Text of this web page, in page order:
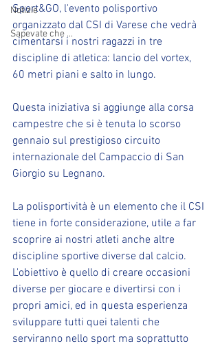
Notizie
Sapevate che ...
Sport&GO, l'evento polisportivo
organizzato dal CSI di Varese che vedrà
cimentarsi i nostri ragazzi in tre
discipline di atletica: lancio del vortex,
60 metri piani e salto in lungo.
Questa iniziativa si aggiunge alla corsa
campestre che si è tenuta lo scorso
gennaio sul prestigioso circuito
internazionale del Campaccio di San
Giorgio su Legnano.
La polisportività è un elemento che il CSI
tiene in forte considerazione, utile a far
scoprire ai nostri atleti anche altre
discipline sportive diverse dal calcio.
L'obiettivo è quello di creare occasioni
diverse per giocare e divertirsi con i
propri amici, ed in questa esperienza
sviluppare tutti quei talenti che
serviranno nello sport ma soprattutto